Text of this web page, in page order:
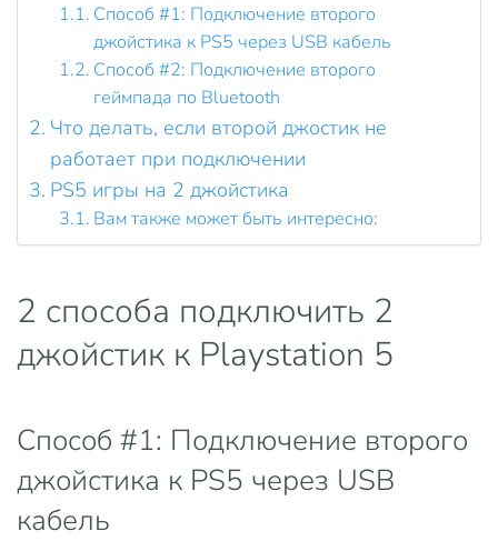
Способ #1: Подключение второго
джойстика к PS5 через USB кабель
Способ #2: Подключение второго
геймпада по Bluetooth
Что делать, если второй джостик не
работает при подключении
PS5 игры на 2 джойстика
Вам также может быть интересно:
2 способа подключить 2
джойстик к Playstation 5
Способ #1: Подключение второго
джойстика к PS5 через USB
кабель